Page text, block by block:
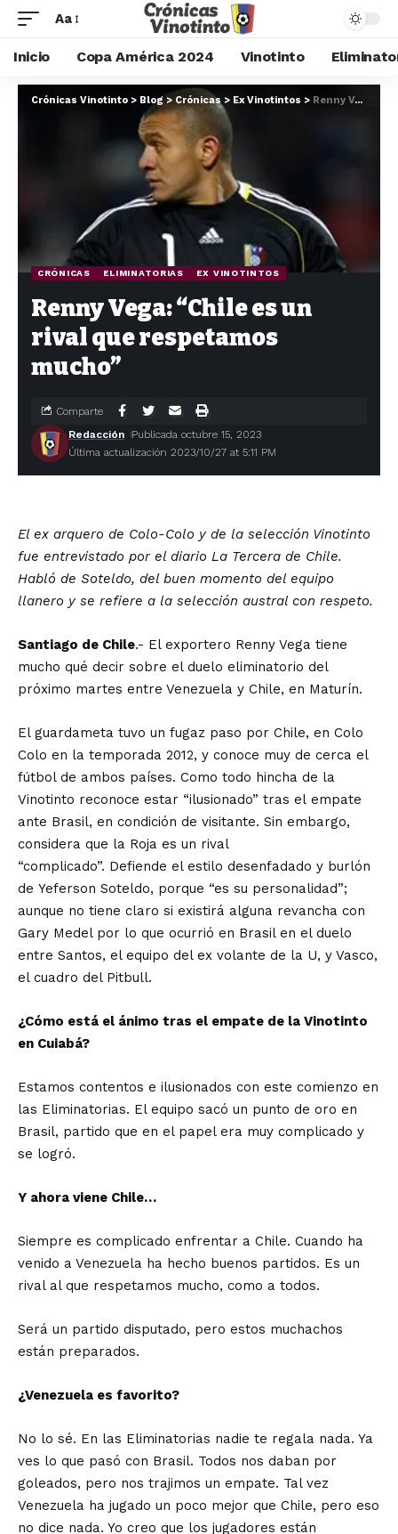
Aa
Inicio Copa América 2024 Vinotinto
Crónicas Vinotinto > Blog> Crónicas > Ex Vinotintos > Renny Vega: “Chile es un rival que respetamos mucho”
CRÓNICAS ELIMINATORIAS EX VINOTINTOS
Renny Vega: “Chile es un
rival que respetamos
mucho”
Última actualización 2023/10/27 at 5:11 PM
Redacción Publicada octubre 15, 2023
Comparte
El ex arquero de Colo-Colo y de la selección Vinotinto
fue entrevistado por el diario La Tercera de Chile.
Habló de Soteldo, del buen momento del equipo
llanero y se refiere a la selección austral con respeto.
Santiago de Chile.- El exportero Renny Vega tiene
mucho qué decir sobre el duelo eliminatorio del
próximo martes entre Venezuela y Chile, en Maturín.
El guardameta tuvo un fugaz paso por Chile, en Colo
Colo en la temporada 2012, y conoce muy de cerca el
fútbol de ambos países. Como todo hincha de la
Vinotinto reconoce estar “ilusionado” tras el empate
ante Brasil, en condición de visitante. Sin embargo,
considera que la Roja es un rival
“complicado”. Defiende el estilo desenfadado y burlón
de Yeferson Soteldo, porque “es su personalidad”;
aunque no tiene claro si existirá alguna revancha con
Gary Medel por lo que ocurrió en Brasil en el duelo
entre Santos, el equipo del ex volante de la U, y Vasco,
el cuadro del Pitbull.
¿Cómo está el ánimo tras el empate de la Vinotinto
en Cuiabá?
Estamos contentos e ilusionados con este comienzo en
las Eliminatorias. El equipo sacó un punto de oro en
Brasil, partido que en el papel era muy complicado y
se logró.
Y ahora viene Chile…
Siempre es complicado enfrentar a Chile. Cuando ha
venido a Venezuela ha hecho buenos partidos. Es un
rival al que respetamos mucho, como a todos.
Será un partido disputado, pero estos muchachos
están preparados.
¿Venezuela es favorito?
No lo sé. En las Eliminatorias nadie te regala nada. Ya
ves lo que pasó con Brasil. Todos nos daban por
goleados, pero nos trajimos un empate. Tal vez
Venezuela ha jugado un poco mejor que Chile, pero eso
no dice nada. Yo creo que los jugadores están